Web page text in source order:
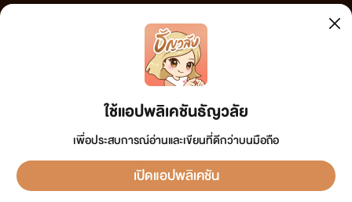
ใช้แอปพลิเคชันธัญวลัย
เพื่อประสบการณ์อ่านและเขียนที่ดีกว่าบนมือถือ
เปิดแอปพลิเคชัน
เว็บไซต์แห่งนี้ไม่ได้เห็นด้วยและไม่ขอรับผิดชอบต่อข้อความใดๆ ทั้งสิ้น ดังนั้นผู้อ่านทุกท่านโปรดใช้
วิจารณญาณในการกลั่นกรองด้วยตนเอง และหากท่านพบข้อความใดๆ ที่ขัดต่อกฎหมายและศีลธรรม
กรุณาแจ้งมาที่ tunwalai@ookbee.com เพื่อทีมงานจะได้ดำเนินการในทันที ทั้งนี้ ทางเว็บไซต์ขอสงวน
ลิขสิทธิ์ตามพระราชบัญญัติลิขสิทธิ์ (ฉบับเพิ่มเติม) พ.ศ.2558